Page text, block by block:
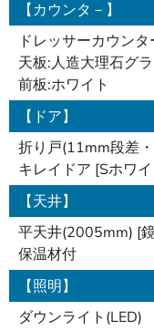
【カウンタ－】
ドレッサーカウンタ
天板:人造大理石グ
前板:ホワイト
【ドア】
折り戸(11mm段差
キレイドア [Sホワ
【天井】
平天井(2005mm) [
保温材付
【照明】
ダウンライト(LED)